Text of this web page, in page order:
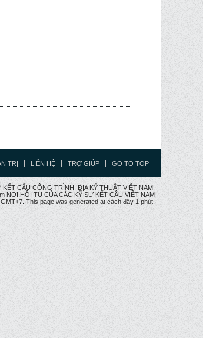
TRỊ LIÊN HỆ TRỢ GIÚP GO TO TOP
CẤU CÔNG TRÌNH, ĐỊA KỸ THUẬT VIỆT NAM.
NƠI HỘI TỤ CỦA CÁC KỸ SƯ KẾT CÂU VIỆT NAM
This page was generated at cách đây 1 phút.